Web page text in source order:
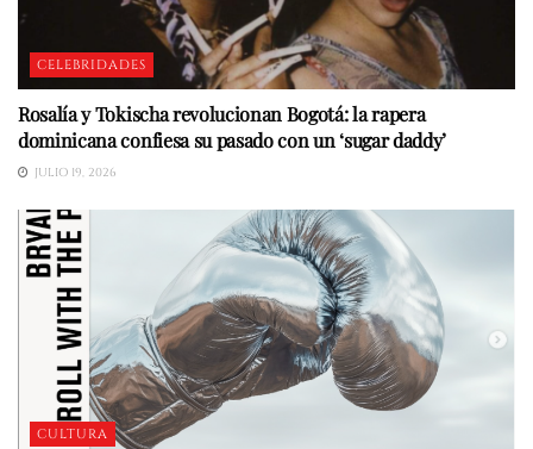
CELEBRIDADES
Rosalía y Tokischa revolucionan Bogotá: la rapera
dominicana confiesa su pasado con un ‘sugar daddy’
JULIO 19, 2026
CULTURA